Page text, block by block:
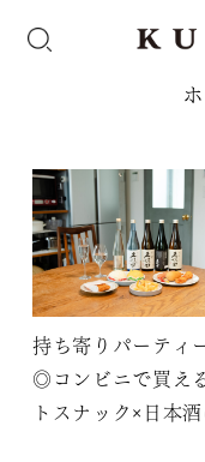
持ち寄りパーティ
◎コンビニで買え
トスナック×日本酒